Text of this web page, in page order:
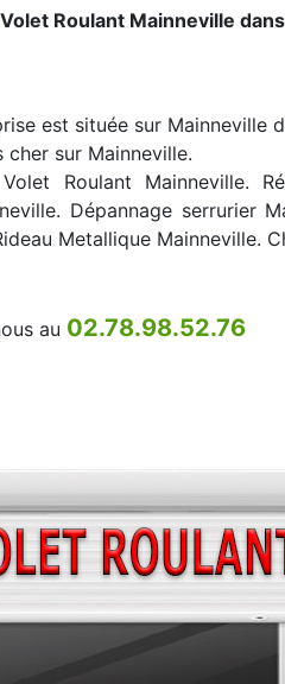
Roulant Mainneville
est située sur Mainneville
cher sur Mainneville.
Volet Roulant Mainneville.
Dépannage serrurier
Metallique Mainneville.
au 02.78.98.52.76